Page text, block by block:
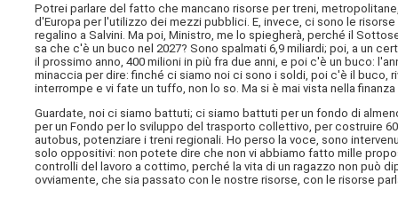
Potrei parlare del fatto che mancano risorse per treni,
d'Europa per l'utilizzo dei mezzi pubblici. E, invece, ci sono le
regalino a Salvini. Ma poi, Ministro, me lo spiegherà, perché il
sa che c'è un buco nel 2027? Sono spalmati 6,9 miliardi; poi, a un
il prossimo anno, 400 milioni in più fra due anni, e poi c'è un buco:
minaccia per dire: finché ci siamo noi ci sono i soldi, poi c'è il
interrompe e vi fate un tuffo, non lo so. Ma si è mai vista nella
Guardate, noi ci siamo battuti; ci siamo battuti per un fondo di
per un Fondo per lo sviluppo del trasporto collettivo, per costruire
autobus, potenziare i treni regionali. Ho perso la voce, sono
solo oppositivi: non potete dire che non vi abbiamo fatto mille
controlli del lavoro a cottimo, perché la vita di un ragazzo non può
ovviamente, che sia passato con le nostre risorse, con le risorse